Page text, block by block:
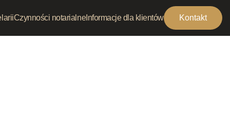
Czynności notarialne Informacje dla klientów Kontakt